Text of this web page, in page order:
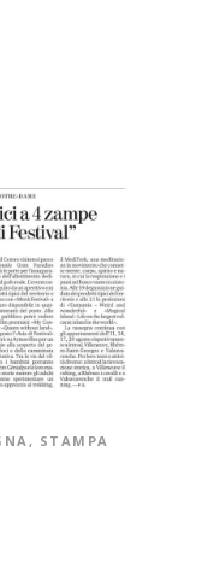
, STAMPA